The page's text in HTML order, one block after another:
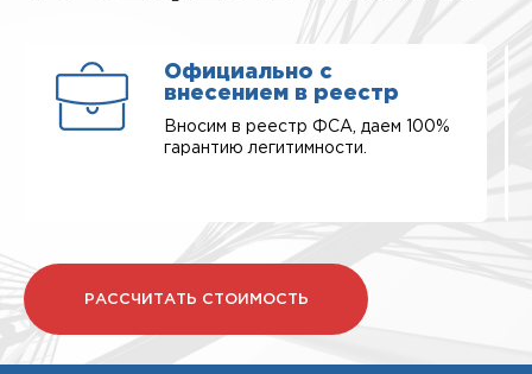
Официально с
внесением в реестр
Вносим в реестр ФСА, даем 100%
гарантию легитимности.
РАССЧИТАТЬ СТОИМОСТЬ